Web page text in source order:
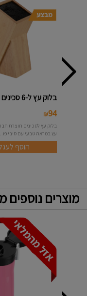
בלוק עץ ל-6 סכינים - Roso
94
₪
בלוק עץ לסכינים תוצרת
עץ במראה טבעי עם סיבי פו...
הוסף
מוצרים נוספים